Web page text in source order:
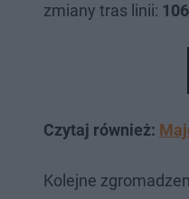
zmiany tras linii:
Czytaj również:
Kolejne